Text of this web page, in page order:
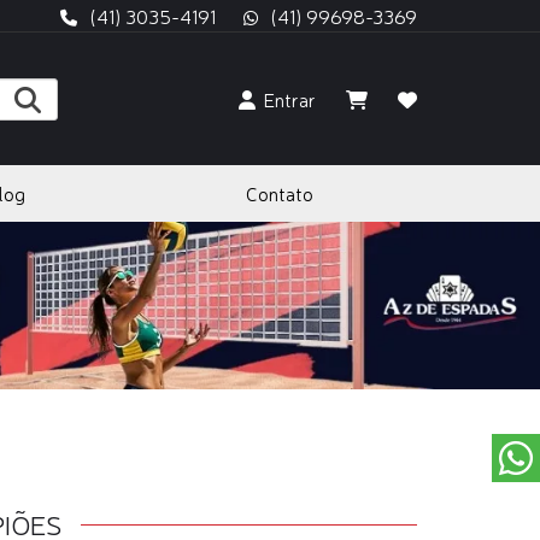
(41) 3035-4191 (41) 99698-3369
Entrar
Contato